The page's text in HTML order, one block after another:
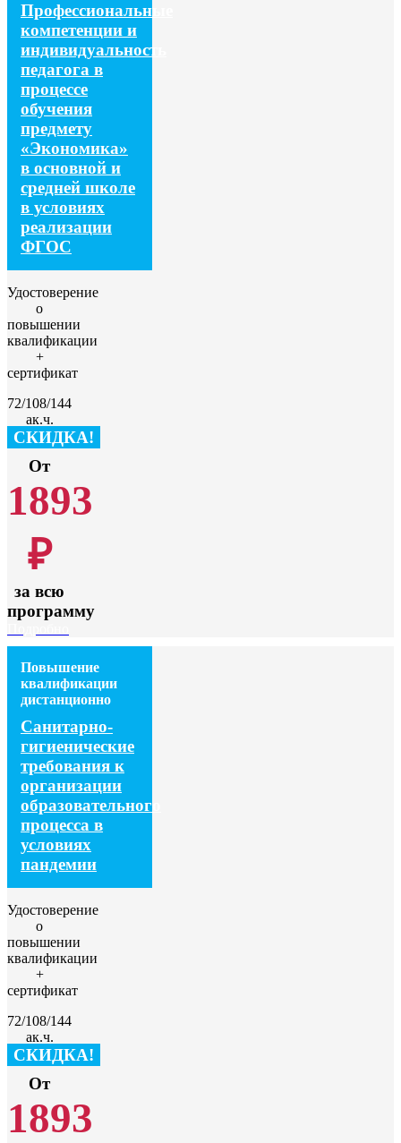
Профессиональные
компетенции и
индивидуальность
педагога в
процессе
обучения
предмету
«Экономика»
в основной и
средней школе
в условиях
реализации
ФГОС
Удостоверение
о
повышении
квалификации
+
сертификат
72/108/144
ак.ч.
СКИДКА!
От
1893
₽
за всю
программу
Повышение
квалификации
дистанционно
Санитарно-
гигиенические
требования к
организации
образовательного
процесса в
условиях
пандемии
Удостоверение
о
повышении
квалификации
+
сертификат
72/108/144
ак.ч.
СКИДКА!
От
1893